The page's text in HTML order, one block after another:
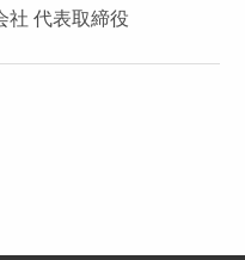
社 代表取締役